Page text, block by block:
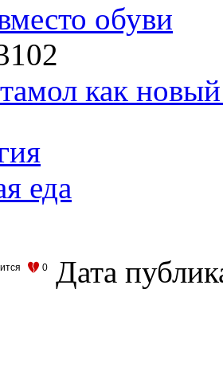
обуви
как
еда
0
Дата